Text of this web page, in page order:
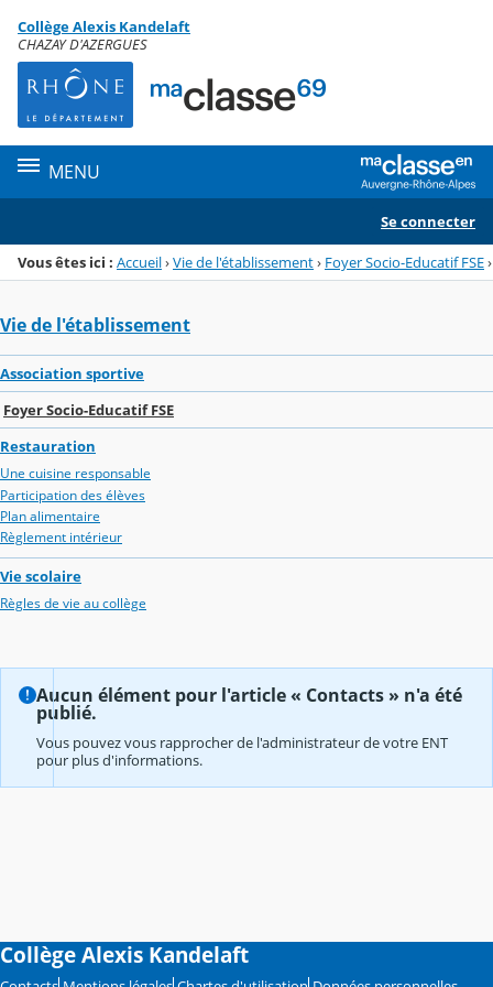
Menu de la rubrique
Contenu
Collège Alexis Kandelaft
CHAZAY D'AZERGUES
MENU
Se connecter
Vous êtes ici : Accueil›Vie de l'établissement› Foyer Socio-Educatif FSE›
Vie de l'établissement
Association sportive
Foyer Socio-Educatif FSE
Restauration
Une cuisine responsable
Participation des élèves
Plan alimentaire
Règlement intérieur
Vie scolaire
Règles de vie au collège
Aucun élément pour l'article « Contacts » n'a été
publié.
Vous pouvez vous rapprocher de l'administrateur de votre ENT
pour plus d'informations.
Collège Alexis Kandelaft